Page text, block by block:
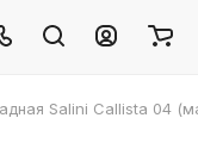
Salini Callista 04